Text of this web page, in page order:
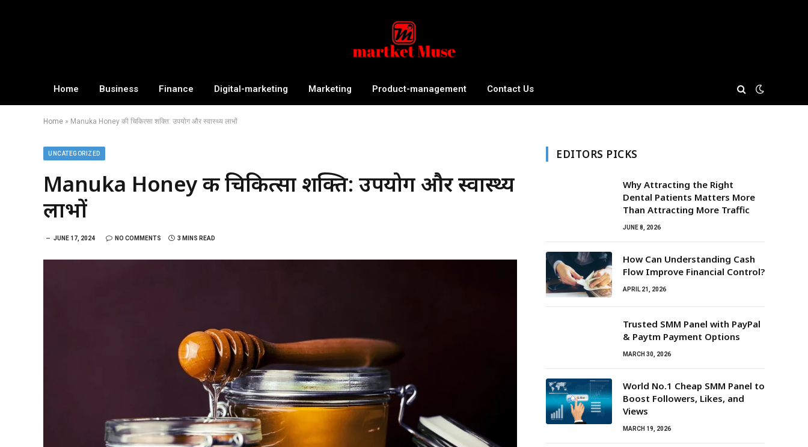
Home Business Finance Digital-marketing Marketing Product-management Contact Us
Home » Manuka Honey की चिकित्सा शक्ति: उपयोग और स्वास्थ्य लाभों
UNCATEGORIZED
Manuka Honey की चिकित्सा शक्ति: उपयोग और स्वास्थ्य
लाभों
JUNE 17, 2024 NO COMMENTS 3 MINS READ
EDITORS PICKS
Why Attracting the Right
Dental Patients Matters More
Than Attracting More Traffic
JUNE 8, 2026
How Can Understanding Cash
Flow Improve Financial Control?
APRIL 21, 2026
Trusted SMM Panel with PayPal
& Paytm Payment Options
MARCH 30, 2026
World No.1 Cheap SMM Panel to
Boost Followers, Likes, and
Views
MARCH 19, 2026